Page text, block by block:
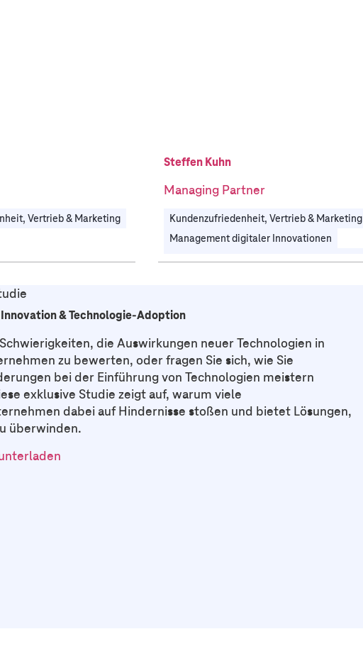
Vertrieb & Marketing
Steffen Kuhn
Managing Partner
Kundenzufriedenheit, Vertrieb & Marketing
Management digitaler Innovationen
Industrieübergreifend
& Technologie-Adoption
die Auswirkungen neuer Technologien in
zu bewerten, oder fragen Sie sich, wie Sie
bei der Einführung von Technologien meistern
exklusive Studie zeigt auf, warum viele
dabei auf Hindernisse stoßen und bietet Lösungen,
überwinden.